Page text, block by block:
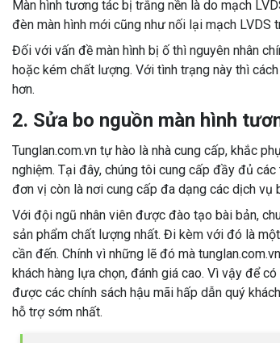
Màn hình tương tác bị trắng nền là do mạch
đèn màn hình mới cũng như nối lại mạch LVDS
Đối với vấn đề màn hình bị ố thì nguyên nhân
hoặc kém chất lượng. Với tình trạng này thì
hơn.
2. Sửa bo nguồn màn hình
Tunglan.com.vn tự hào là nhà cung cấp, khắc
nghiệm. Tại đây, chúng tôi cung cấp đầy đủ
đơn vị còn là nơi cung cấp đa dạng các dịch vụ
Với đội ngũ nhân viên được đào tạo bài bản,
sản phẩm chất lượng nhất. Đi kèm với đó là
cần đến. Chính vì những lẽ đó mà
khách hàng lựa chọn, đánh giá cao. Vì vậy để
được các chính sách hậu mãi hấp dẫn quý
hỗ trợ sớm nhất.